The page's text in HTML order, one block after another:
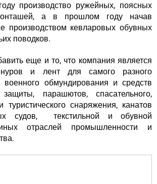
производство ружейных, поясных
а в прошлом году начав
производством кевларовых обувных
поводков.
еще и то, что компания является
и лент для самого разного
военного обмундирования и средств
защиты, парашютов, спасательного,
туристического снаряжения, канатов
судов, текстильной и обувной
отраслей промышленности и